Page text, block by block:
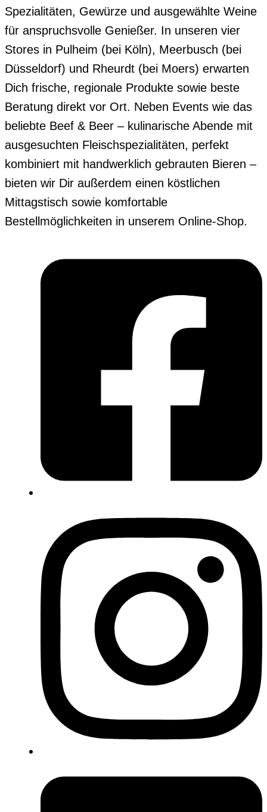
Spezialitäten, Gewürze und ausgewählte Weine
für anspruchsvolle Genießer. In unseren vier
Stores in Pulheim (bei Köln), Meerbusch (bei
Düsseldorf) und Rheurdt (bei Moers) erwarten
Dich frische, regionale Produkte sowie beste
Beratung direkt vor Ort. Neben Events wie das
beliebte Beef & Beer – kulinarische Abende mit
ausgesuchten Fleischspezialitäten, perfekt
kombiniert mit handwerklich gebrauten Bieren –
bieten wir Dir außerdem einen köstlichen
Mittagstisch sowie komfortable
Bestellmöglichkeiten in unserem Online-Shop.